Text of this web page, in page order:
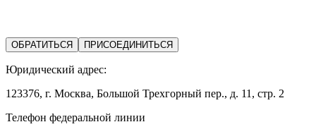
ОБРАТИТЬСЯ ПРИСОЕДИНИТЬСЯ
Юридический адрес:
123376, г. Москва, Большой Трехгорный пер., д. 11, стр. 2
Телефон федеральной линии